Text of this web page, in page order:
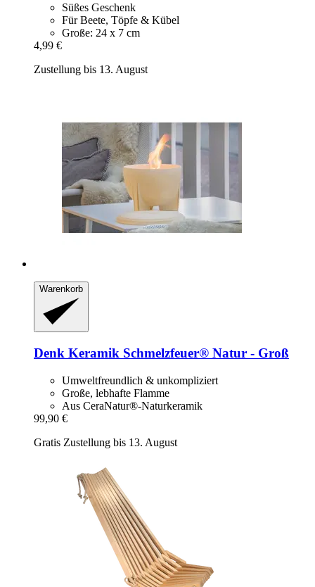
Süßes Geschenk
Für Beete, Töpfe & Kübel
Große: 24 x 7 cm
4,99 €
Zustellung bis 13. August
Warenkorb
Denk Keramik Schmelzfeuer® Natur -​ Groß
Umweltfreundlich & unkompliziert
Große, lebhafte Flamme
Aus CeraNatur®-Naturkeramik
99,90 €
Gratis Zustellung bis 13. August